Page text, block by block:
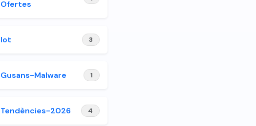
Ofertes
Iot 3
Gusans-Malware 1
Tendències-2026 4